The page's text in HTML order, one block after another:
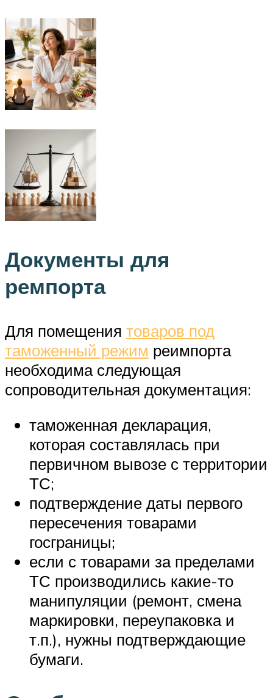
Документы для
ремпорта
Для помещения товаров под
таможенный режим реимпорта
необходима следующая
сопроводительная документация:
таможенная декларация,
которая составлялась при
первичном вывозе с территории
ТС;
подтверждение даты первого
пересечения товарами
госграницы;
если с товарами за пределами
ТС производились какие-то
манипуляции (ремонт, смена
маркировки, переупаковка и
т.п.), нужны подтверждающие
бумаги.